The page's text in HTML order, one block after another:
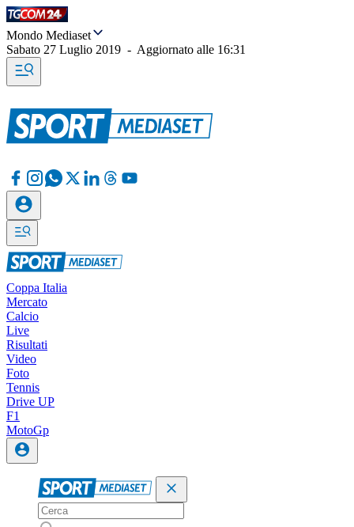
Mondo Mediaset
Sabato 27 Luglio 2019 - Aggiornato alle 16:31
Coppa Italia
Mercato
Calcio
Live
Risultati
Video
Foto
Tennis
Drive UP
F1
MotoGp